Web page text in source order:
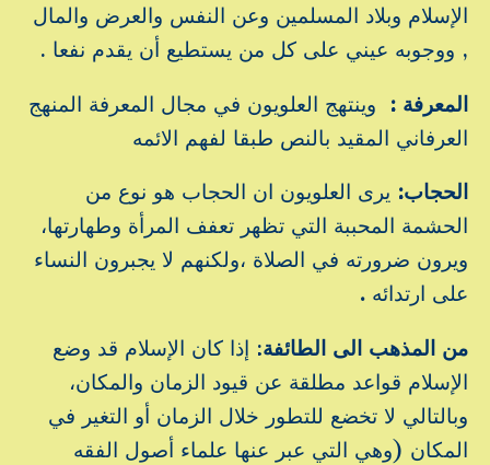
الإسلام وبلاد المسلمين وعن النفس والعرض والمال
, ووجوبه عيني على كل من يستطيع أن يقدم نفعا .
المعرفة : وينتهج العلويون في مجال المعرفة المنهج
العرفاني المقيد بالنص طبقا لفهم الائمه
الحجاب: يرى العلويون ان الحجاب هو نوع من
الحشمة المحببة التي تظهر تعفف المرأة وطهارتها،
ويرون ضرورته في الصلاة ،ولكنهم لا يجبرون النساء
على ارتدائه .
من المذهب الى الطائفة: إذا كان الإسلام قد وضع
الإسلام قواعد مطلقة عن قيود الزمان والمكان،
وبالتالي لا تخضع للتطور خلال الزمان أو التغير في
المكان (وهي التي عبر عنها علماء أصول الفقه